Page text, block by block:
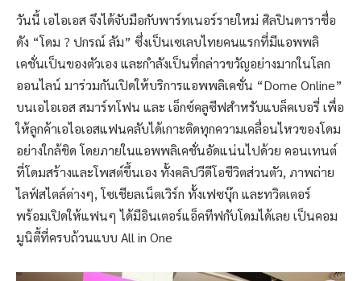
วันนี้ เอไอเอส จึงได้จับมือกับพาร์ทเนอร์รายใหม่ ศิลปินดาราชื่อ
ดัง “โดม ? ปกรณ์ ลัม” ซึ่งเป็นเซเลบไทยคนแรกที่มีแอพพลิ
เคชั่นเป็นของตัวเอง และกำลังเป็นที่กล่าวขวัญอย่างมากในโลก
ออนไลน์ มาร่วมกันเปิดให้บริการแอพพลิเคชั่น “Dome Online”
บนเอไอเอส สมาร์ทโฟน และ เอ็กซ์คลูซีฟสำหรับแบล็คเบอรี่ เพื่อ
ให้ลูกค้าเอไอเอสแฟนคลับได้เกาะติดทุกความเคลื่อนไหวของโดม
อย่างใกล้ชิด โดยภายในแอพพลิเคชั่นอัดแน่นไปด้วย คอนเทนต์
ที่โดมสร้างและโพสต์ขึ้นเอง ทั้งคลิปวีดีโอชีวิตส่วนตัว, ภาพถ่าย
ไลฟ์สไตล์ต่างๆ, โซเชียลเน็ตเวิร์ก ทั้งเฟซบุ๊ก และทวิตเตอร์
พร้อมเปิดให้แฟนๆ ได้มีอินเตอร์แอ็คทีฟกับโดมได้เลย เป็นคอม
มูนิตี้ที่ครบถ้วนแบบ All in One